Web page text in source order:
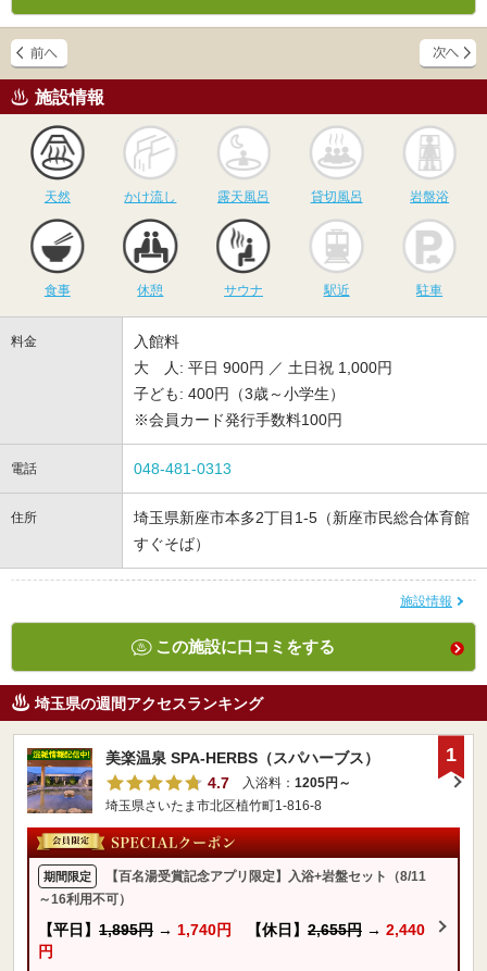
施設情報
天然
かけ流し
かけ流し
露天風呂
露天風呂
貸切風呂
貸切風呂 岩盤浴
食事 休憩
サウナ
サウナ 駅近 駐車
料金
入館料
大 人: 平日 900円 ／ 土日祝 1,000円
子ども: 400円（3歳～小学生）
※会員カード発行手数料100円
電話 048-481-0313
住所
埼玉県新座市本多2丁目1-5（新座市民総合体育館
すぐそば）
施設情報
この施設に口コミをする
埼玉県の週間アクセスランキング
美楽温泉 SPA-HERBS（スパハーブス）
4.7
入浴料： 1205円～
埼玉県さいたま市北区植竹町1-816-8
期間限定
【百名湯受賞記念アプリ限定】入浴+岩盤セット（8/11
～16利用不可）
【平日】 1,895円 → 1,740円 【休日】 2,655円 → 2,440
円
1